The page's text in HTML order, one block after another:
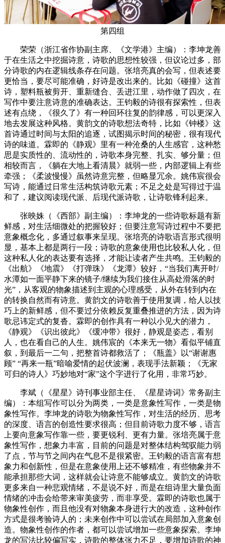
第四组
荣荣（浙江省作协副主席、《文学港》主编）：李坤龙善
于在生活之中挖掘诗意，诗歌的思想性较强，但议论过多，部
分诗歌的内在逻辑线条存在问题。张培亮真的会写，但表述要
更恰当，要尽可能准确，好诗是改出来的。比如《碰撞》这首
诗，塑料瓶被剪开、重新缝合、丢进江里，动作做了四次，在
写作中要注意诗意的准确表达。王钧毅的诗很有探索性，但表
述有点绕，《很久了》有一种回环往复的韵律感，可以更深入
地去发展这种风格。黄韵文的诗歌想法奇特，比如《钟楼》这
首诗通过时间与太阳的追逐，试图揭示时间的秘密，很有现代
诗的味道。霖即的《静观》里有一种沧桑的人生感官，这种愁
思是实质性的、流动性的，诗歌本身完整、扎实、够分量；但
相较而言，《躺在大地上看清晨》就弱一些，内部逻辑上有些
牵强；《柔波慢慢》虽然诗意完整，但略显冗余。姚伟宸很会
写诗，能通过日常生活构筑诗歌元素；不足之处是写得过于温
和了，建议阅读现代派、后现代派诗歌，让诗歌锋利起来。
张映姝（《西部》副主编）：李坤龙的一些诗歌标题有新
鲜感，对生活细微处的把握较好；但要注意写诗过程中不要把
意象概念化，多通过叙事来呈现。张培亮的诗歌语言形式很明
显，基本上都是两行一段；诗歌的意象使用也比较私人化，但
这种私人化的表达要有选择，才能让读者产生共鸣。王钧毅的
《出航》《地震》《打弹珠》《龙潭》较好，“当我们离开时/
水潭如一面平静下来的镜子/继续为我们接住从高处滑落的时
光”，从客观的物象描述到主观的心理感受，从外在转到内在
的转换自然而有诗意。黄韵文的诗歌善于使用复调，给人以技
巧上的新鲜感，但不要过分依赖反复重叠推进的方法，因为诗
歌忌讳定式的复沓。霖即的创作具有一种以小见大的潜力，
《静观》《识出彼此》《缓冲带》很好，静观是姿态，看别
人，也在看自己的人生。姚伟宸的《本来无一物》看似平铺直
叙，到最后一二句，把整首诗都救活了；《瓶盖》以“谢谢惠
顾” “再来一瓶”暗喻爱情的起伏波澜，表现手法新颖；《无家
可归的诗人》巧妙地对“家”这个字进行了化用，非常巧妙。
李斌（《星星》诗刊事业部主任、《星星诗词》常务副主
编）：本组写作可以分为两类，一类是意象性写作，一类是物
象性写作。李坤龙的诗歌为物象性写作，对生活的经历、思考
的深度、语言的创造性要求很高；但目前诗歌力度不够，语言
上要向意象写作靠一些，要更锐利、更有力量。张培亮属于意
象性写作，想象力丰富，目前的问题是对整体结构驾驭能力弱
了点，节与节之间内在气息不是很紧密。王钧毅的语言富有想
象力和创新性，但是在意象使用上还不够精准，有些物象并不
能承担那些大词，这样就会让诗意不能够成立。黄韵文的诗歌
更多来自一种悲观情绪，不是说不好，而是在组诗里大量负面
情绪的冲击会给带来审美疲劳，而非享受。霖即的诗歌也属于
物象性创作，而且他没有对物象本身进行大的改造，这种创作
方式是很考验诗人的；未来创作中可以尝试在局部加入意象创
造。物象性创作的作者，都可以尝试增加一些意象探索。李坤
龙的写法比较偏写实，诗歌的整体张力不足，要增加诗歌的神